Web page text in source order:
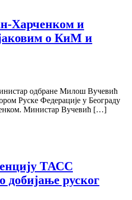
Харченком и
о КиМ и
одбране Милош Вучевић
Руске Федерације у Београду
Министар Вучевић […]
ТАСС
добијање руског